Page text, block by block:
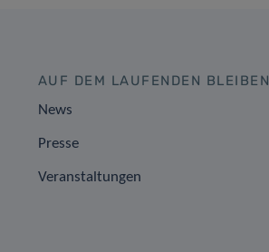
AUF DEM LAUFENDEN BLEIBEN
News
Presse
Veranstaltungen